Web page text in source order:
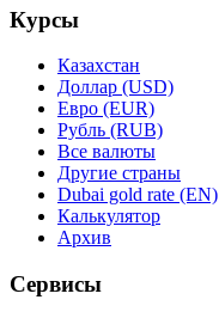
Курсы
Казахстан
Доллар (USD)
Евро (EUR)
Рубль (RUB)
Все валюты
Другие страны
Dubai gold rate (EN)
Калькулятор
Архив
Сервисы